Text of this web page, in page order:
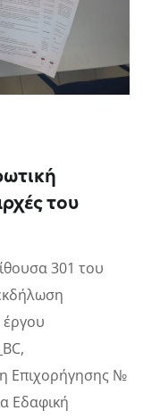
του
301 του
Επιχορήγησης №
Εδαφική